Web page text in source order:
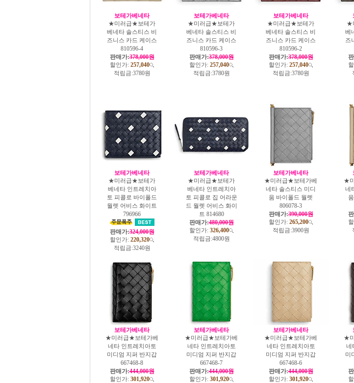
보테가베네타
★미러급★보테가
베네타 솔스티스 비
즈니스 카드 케이스
810596-4
판매가:378,000원
할인가: 257,040
적립금:3780원
보테가베네타
★미러급★보테가
베네타 솔스티스 비
즈니스 카드 케이스
810596-3
판매가:378,000원
할인가: 257,040
적립금:3780원
보테가베네타
★미러급★보테가
베네타 솔스티스 비
즈니스 카드 케이스
810596-2
판매가:378,000원
할인가: 257,040
적립금:3780원
★
베
즈
보테가베네타
★미러급★보테가
베네타 인트레치아
토 피콜로 바이폴드
월렛 어비스 화이트
796966
판매가:324,000원
할인가: 220,320
적립금:3240원
보테가베네타
★미러급★보테가
베네타 인트레치아
토 피콜로 집 어라운
드 월렛 어비스 화이
트 814680
판매가:480,000원
할인가: 326,400
적립금:4800원
보테가베네타
★미러급★보테가베
네타 솔스티스 미디
움 바이폴드 월렛
806078-3
판매가:390,000원
할인가: 265,200
적립금:3900원
★
네
보테가베네타
★미러급★보테가베
네타 인트레치아토
미디엄 지퍼 반지갑
667468-8
판매가:444,000원
할인가: 301,920
보테가베네타
★미러급★보테가베
네타 인트레치아토
미디엄 지퍼 반지갑
667468-7
판매가:444,000원
할인가: 301,920
보테가베네타
★미러급★보테가베
네타 인트레치아토
미디엄 지퍼 반지갑
667468-6
판매가:444,000원
할인가: 301,920
★
네
미